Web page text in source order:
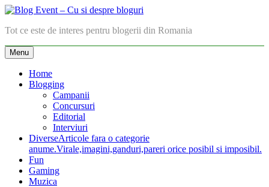
Skip
content
Blog Event – Cu si despre bloguri
Tot ce este de interes pentru blogerii din Romania
Menu
Home
Blogging
Campanii
Concursuri
Editorial
Interviuri
DiverseArticole fara o categorie
anume.Virale,imagini,ganduri,pareri orice posibil si imposibil.
Fun
Gaming
Muzica